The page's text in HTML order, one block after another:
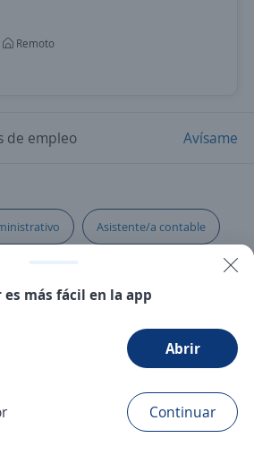
Remoto
de empleo Avísame
Asistente/a contable
es más fácil en la app
Abrir
Continuar